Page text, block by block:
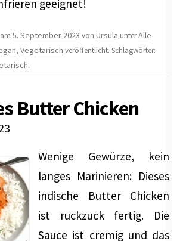
geeignet!
5. September 2023 von Ursula unterAlle
, Vegetarisch veröffentlicht. Schlagwörter:
.
Butter Chicken
Wenige Gewürze, kein
langes Marinieren: Dieses
indische Butter Chicken
ist ruckzuck fertig. Die
Sauce ist cremig und das